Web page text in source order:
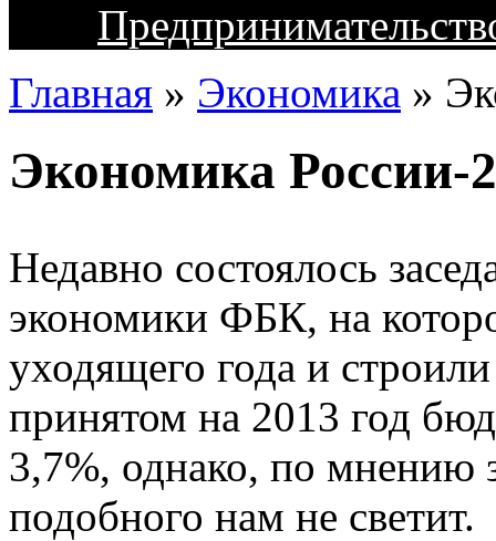
Главная » Экономика »
Экономика России-
Недавно состоялось
экономики ФБК, на
уходящего года и
принятом на 2013 год
3,7%, однако, по
подобного нам не светит.